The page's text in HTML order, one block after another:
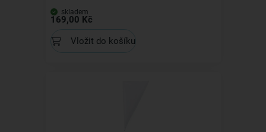
skladem
169,00 Kč
Vložit do košíku